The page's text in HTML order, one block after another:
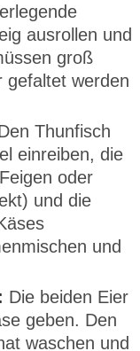
ausrollen und
groß
gefaltet werden
Thunfisch
einreiben, die
oder
und die
und
Die beiden Eier
geben. Den
waschen und